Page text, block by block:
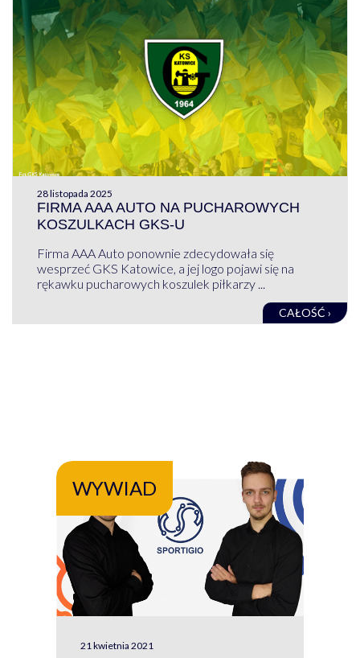
28 listopada 2025
FIRMA AAA AUTO NA PUCHAROWYCH
KOSZULKACH GKS-U
Firma AAA Auto ponownie zdecydowała się
wesprzeć GKS Katowice, a jej logo pojawi się na
rękawku pucharowych koszulek piłkarzy ...
CAŁOŚĆ ›
WYWIAD
21 kwietnia 2021